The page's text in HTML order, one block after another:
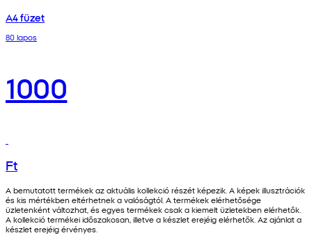
A4 füzet
80 lapos
1000
Ft
A bemutatott termékek az aktuális kollekció részét képezik. A képek illusztrációk
és kis mértékben eltérhetnek a valóságtól. A termékek elérhetősége
üzletenként változhat, és egyes termékek csak a kiemelt üzletekben elérhetők.
A kollekció termékei időszakosan, illetve a készlet erejéig elérhetők. Az ajánlat a
készlet erejéig érvényes.